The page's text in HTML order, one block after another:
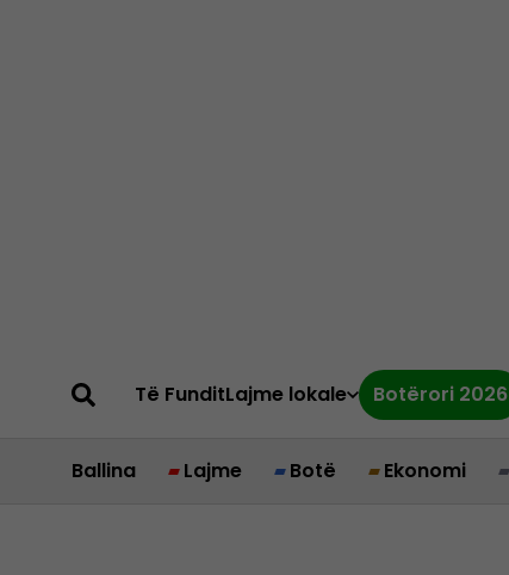
Të FunditLajme lokale Botërori 2026
Ballina Lajme Botë Ekonomi